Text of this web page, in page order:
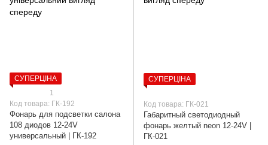
СУПЕРЦІНА
1
Код товара: ГК-192
Фонарь для подсветки салона
108 диодов 12-24V
универсальный | ГК-192
СУПЕРЦІНА
Код товара: ГК-021
Габаритный светодиодный
фонарь желтый neon 12-24V |
ГК-021